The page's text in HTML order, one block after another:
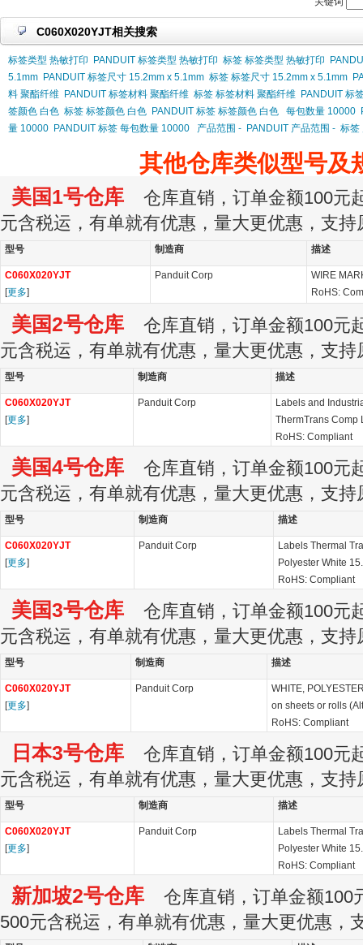
C060X020YJT相关搜索
标签类型 热敏打印 PANDUIT 标签类型 热敏打印 标签 标签类型 热敏打印
5.1mm PANDUIT 标签尺寸 15.2mm x 5.1mm 标签 标签尺寸 15.2mm x 5.1mm
料 聚酯纤维 PANDUIT 标签材料 聚酯纤维 标签 标签材料 聚酯纤维 PANDUIT 标
签颜色 白色 标签 标签颜色 白色 PANDUIT 标签 标签颜色 白色 每包数量 10000
量 10000 PANDUIT 标签 每包数量 10000 产品范围 - PANDUIT 产品范围 - 标签
其他仓库类似型号及
美国1号仓库 仓库直销，订单金额100元
元含税运，有单就有优惠，量大更优惠，支持
型号 制造商 描述
C060X020YJT
[更多]
Panduit Corp
WIRE
RoHS:
美国2号仓库 仓库直销，订单金额100元
元含税运，有单就有优惠，量大更优惠，支持
型号 制造商 描述
C060X020YJT
[更多]
Panduit Corp
Labels and
ThermTrans Comp
RoHS: Compliant
美国4号仓库 仓库直销，订单金额100元
元含税运，有单就有优惠，量大更优惠，支持
型号 制造商 描述
C060X020YJT
[更多]
Panduit Corp
Labels Thermal
Polyester White
RoHS: Compliant
美国3号仓库 仓库直销，订单金额100元
元含税运，有单就有优惠，量大更优惠，支持
型号 制造商 描述
C060X020YJT
[更多]
Panduit Corp
WHITE,
on sheets or rolls
RoHS: Compliant
日本3号仓库 仓库直销，订单金额100元
元含税运，有单就有优惠，量大更优惠，支持
型号 制造商 描述
C060X020YJT
[更多]
Panduit Corp
Labels Thermal
Polyester White
RoHS: Compliant
新加坡2号仓库 仓库直销，订单金额100
500元含税运，有单就有优惠，量大更优惠，